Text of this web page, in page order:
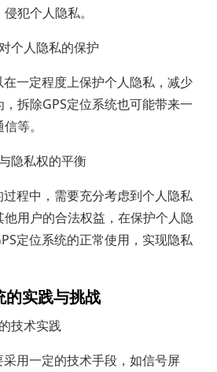
犯个人隐私。
个人隐私的保护
一定程度上保护个人隐私，减少
拆除GPS定位系统也可能带来一
等。
隐私权的平衡
程中，需要充分考虑到个人隐私
用户的合法权益，在保护个人隐
定位系统的正常使用，实现隐私
的实践与挑战
技术实践
用一定的技术手段，如信号屏